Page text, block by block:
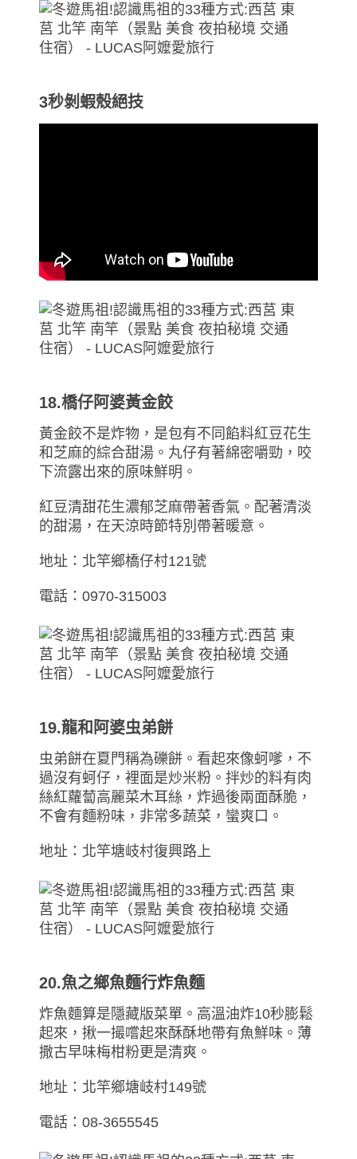
3秒剝蝦殼絕技
18.橋仔阿婆黃金餃
黃金餃不是炸物，是包有不同餡料紅豆花生
和芝麻的綜合甜湯。丸仔有著綿密嚼勁，咬
下流露出來的原味鮮明。
紅豆清甜花生濃郁芝麻帶著香氣。配著清淡
的甜湯，在天涼時節特別帶著暖意。
地址：北竿鄉橋仔村121號
電話：0970-315003
19.龍和阿婆虫弟餅
虫弟餅在夏門稱為礫餅。看起來像蚵嗲，不
過沒有蚵仔，裡面是炒米粉。拌炒的料有肉
絲紅蘿蔔高麗菜木耳絲，炸過後兩面酥脆，
不會有麵粉味，非常多蔬菜，蠻爽口。
地址：北竿塘岐村復興路上
20.魚之鄉魚麵行炸魚麵
炸魚麵算是隱藏版菜單。高溫油炸10秒膨鬆
起來，揪一撮嚐起來酥酥地帶有魚鮮味。薄
撒古早味梅柑粉更是清爽。
地址：北竿鄉塘岐村149號
電話：08-3655545